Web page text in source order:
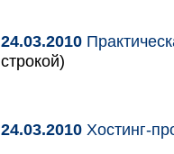
24.03.2010
строкой)
24.03.2010 Хостинг-